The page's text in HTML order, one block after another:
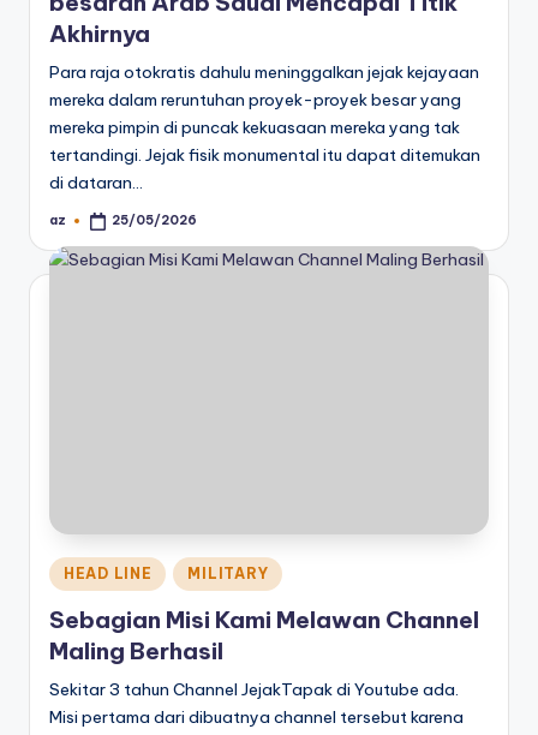
Akhirnya
Para raja otokratis dahulu meninggalkan jejak kejayaan
mereka dalam reruntuhan proyek-proyek besar yang
mereka pimpin di puncak kekuasaan mereka yang tak
tertandingi. Jejak fisik monumental itu dapat ditemukan
di dataran…
Posted
az 25/05/2026
Posted
in
HEAD LINE MILITARY
Sebagian Misi Kami Melawan Channel
Maling Berhasil
Sekitar 3 tahun Channel JejakTapak di Youtube ada.
Misi pertama dari dibuatnya channel tersebut karena